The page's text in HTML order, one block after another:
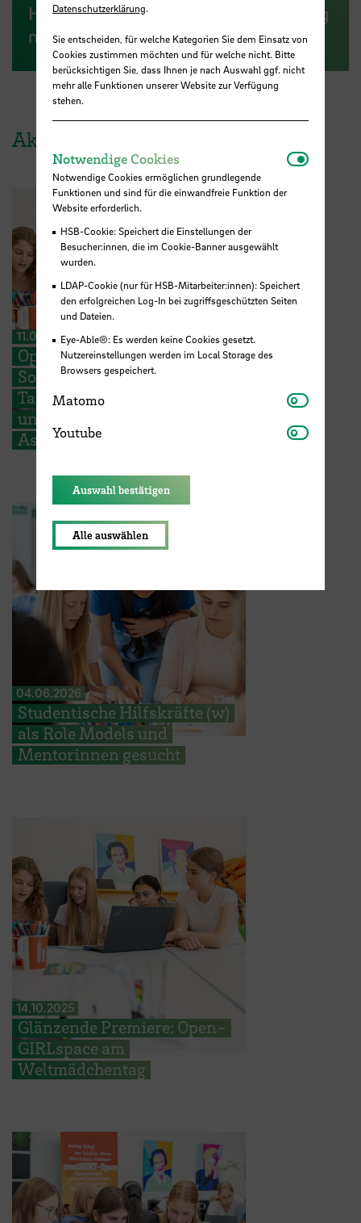
Hier anmelden und keine Veranstaltung
mehr verpassen!
Aktuelles
11.06.2026
Open-GIRLspace in den
Sommerferien:
Tanzwettbewerb, Flugzeuge
und rätselhafte
Astronautinnen
04.06.2026
Studentische Hilfskräfte (w)
als Role Models und
Mentorinnen gesucht
14.10.2025
Glänzende Premiere: Open-
GIRLspace am
Weltmädchentag
Datenschutzerklärung.
Sie entscheiden, für welche Kategorien Sie dem Einsatz von
Cookies zustimmen möchten und für welche nicht. Bitte
berücksichtigen Sie, dass Ihnen je nach Auswahl ggf. nicht
mehr alle Funktionen unserer Website zur Verfügung
stehen.
Notwendige Cookies
Notwendige Cookies ermöglichen grundlegende
Funktionen und sind für die einwandfreie Funktion der
Website erforderlich.
HSB-Cookie: Speichert die Einstellungen der
Besucher:innen, die im Cookie-Banner ausgewählt
wurden.
LDAP-Cookie (nur für HSB-Mitarbeiter:innen): Speichert
den erfolgreichen Log-In bei zugriffsgeschützten Seiten
und Dateien.
Eye-Able®: Es werden keine Cookies gesetzt.
Nutzereinstellungen werden im Local Storage des
Browsers gespeichert.
Matomo Matomo
Youtube Youtube
Auswahl bestätigen
Alle auswählen